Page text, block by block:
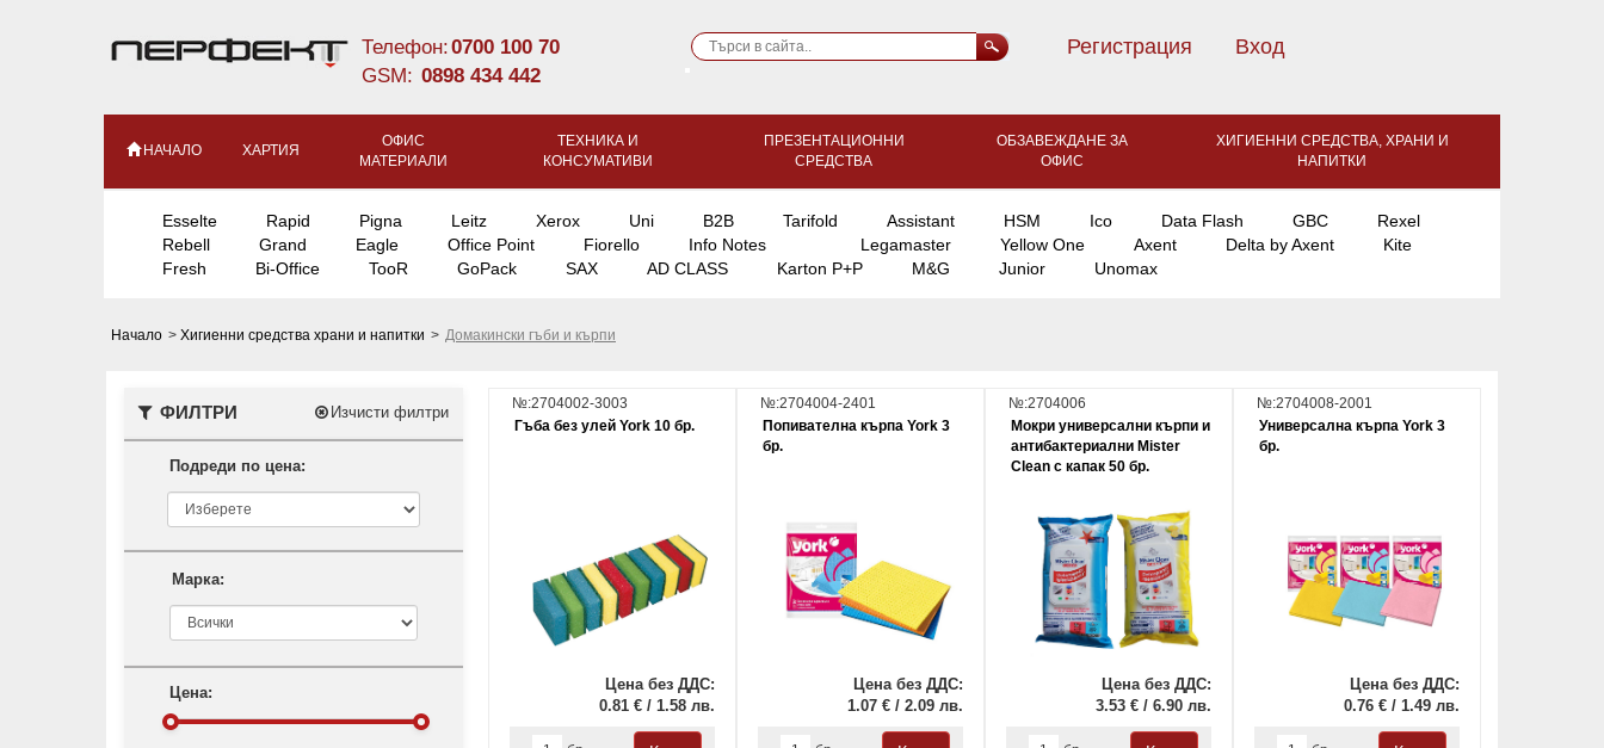
Телефон:0700 100 70
GSM: 0898 434 442
Регистрация Вход
НАЧАЛО ХАРТИЯ
ОФИС
МАТЕРИАЛИ
ТЕХНИКА И
КОНСУМАТИВИ
ПРЕЗЕНТАЦИОННИ
СРЕДСТВА
ОБЗАВЕЖДАНЕ ЗА
ОФИС
ХИГИЕННИ СРЕДСТВА, ХРАНИ И
НАПИТКИ
Esselte Rapid Pigna Leitz Xerox Uni B2B Tarifold Assistant HSM Ico Data Flash GBC
Rexel
Rebell
Grand Eagle Office Point Fiorello Info Notes Legamaster Yellow One Axent Delta by Axent
Kite
Fresh
Bi-Office TooR GoPack SAX AD CLASS Karton P+P M&G Junior Unomax
Начало > Хигиенни средства храни и напитки > Домакински гъби и кърпи
ФИЛТРИ Изчисти филтри
Подреди по цена:
Марка:
Цена:
№:2704002-3003
Гъба без улей York 10 бр.
Цена без ДДС:
0.81 € / 1.58 лв.
№:2704004-2401
Попивателна кърпа York 3
бр.
Цена без ДДС:
1.07 € / 2.09 лв.
№:2704006
Мокри универсални кърпи и
антибактериални Mister
Clean с капак 50 бр.
Цена без ДДС:
3.53 € / 6.90 лв.
№:2704008-2001
Универсална кърпа York 3
бр.
Цена без ДДС:
0.76 € / 1.49 лв.